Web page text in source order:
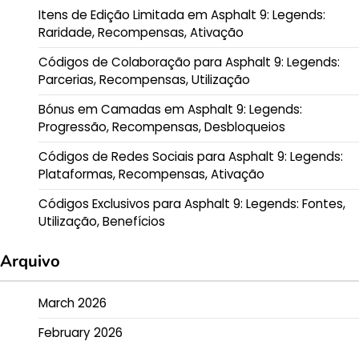
Itens de Edição Limitada em Asphalt 9: Legends:
Raridade, Recompensas, Ativação
Códigos de Colaboração para Asphalt 9: Legends:
Parcerias, Recompensas, Utilização
Bónus em Camadas em Asphalt 9: Legends:
Progressão, Recompensas, Desbloqueios
Códigos de Redes Sociais para Asphalt 9: Legends:
Plataformas, Recompensas, Ativação
Códigos Exclusivos para Asphalt 9: Legends: Fontes,
Utilização, Benefícios
Arquivo
March 2026
February 2026